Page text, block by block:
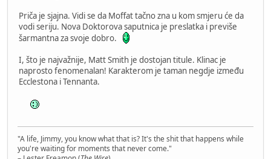
Priča je sjajna. Vidi se da Moffat tačno zna u kom smjeru će da
vodi seriju. Nova Doktorova saputnica je preslatka i previše
šarmantna za svoje dobro.
I, što je najvažnije, Matt Smith je dostojan titule. Klinac je
naprosto fenomenalan! Karakterom je taman negdje između
Ecclestona i Tennanta.
"A life, Jimmy, you know what that is? It's the shit that happens while
you're waiting for moments that never come."